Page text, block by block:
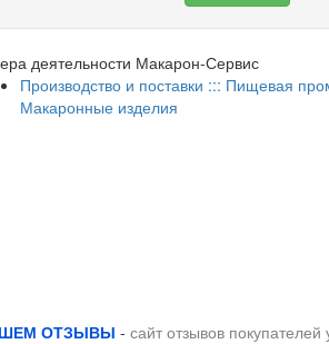
деятельности Макарон-Сервис
Производство и поставки ::: Пищевая
Макаронные изделия
ОТЗЫВЫ - сайт отзывов покупателей